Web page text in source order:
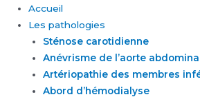
Aller
contenu
Accueil
Les pathologies
Sténose carotidienne
Anévrisme de l’aorte
Artériopathie des membres
Abord d’hémodialyse